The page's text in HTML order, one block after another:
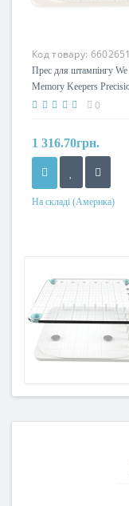
Код товару: 6602651
Прес для штампінгу
Memory Keepers
Advanced
0
1 316.70грн.
На складі (Америка)